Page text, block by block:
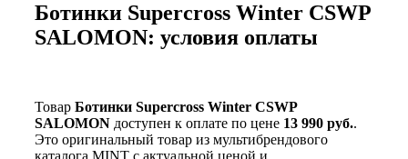
Ботинки Supercross Winter CSWP
SALOMON: условия оплаты
Товар Ботинки Supercross Winter CSWP
SALOMON доступен к оплате по цене 13 990 руб..
Это оригинальный товар из мультибрендового